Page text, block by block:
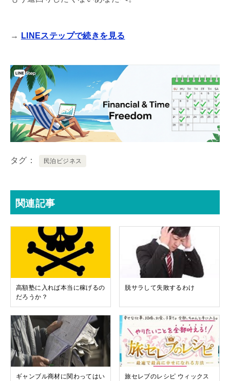
→ LINEステップで続きを見る
タグ 民泊ビジネス
関連記事
高額塾に入れば本当に稼げるの
だろうか？
脱サラして失敗するわけ
ギャンブル商材に関わってはい
旅セレブのレシピ ウィックス